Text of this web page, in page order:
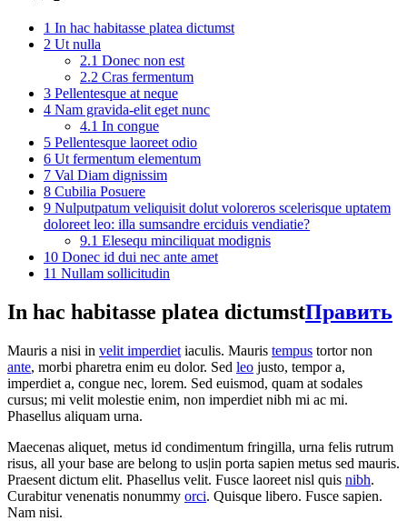
1 In hac habitasse platea dictumst
2 Ut nulla
2.1 Donec non est
2.2 Cras fermentum
3 Pellentesque at neque
4 Nam gravida-elit eget nunc
4.1 In congue
5 Pellentesque laoreet odio
6 Ut fermentum elementum
7 Val Diam dignissim
8 Cubilia Posuere
9 Nulputpatum veliquisit dolut voloreros scelerisque uptatem
doloreet leo: illa sumsandre erciduis vendiatie?
9.1 Elesequ minciliquat modignis
10 Donec id dui nec ante amet
11 Nullam sollicitudin
In hac habitasse platea dictumstПравить
Mauris a nisi in velit imperdiet iaculis. Mauris tempus tortor non
ante, morbi pharetra enim eu dolor. Sed leo justo, tempor a,
imperdiet a, congue nec, lorem. Sed euismod, quam at sodales
cursus; mi velit molestie enim, non imperdiet nibh mi ac mi.
Phasellus aliquam urna.
Maecenas aliquet, metus id condimentum fringilla, urna felis rutrum
risus, all your base are belong to us|in porta sapien metus sed mauris.
Praesent dictum elit. Phasellus velit. Fusce laoreet nisl quis nibh.
Curabitur venenatis nonummy orci. Quisque libero. Fusce sapien.
Nam nisi.